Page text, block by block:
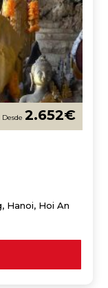
2.652€
Hanoi, Hoi An